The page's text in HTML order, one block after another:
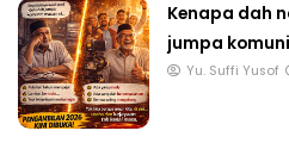
Kenapa dah
jumpa
Yu. Suffi Yusof